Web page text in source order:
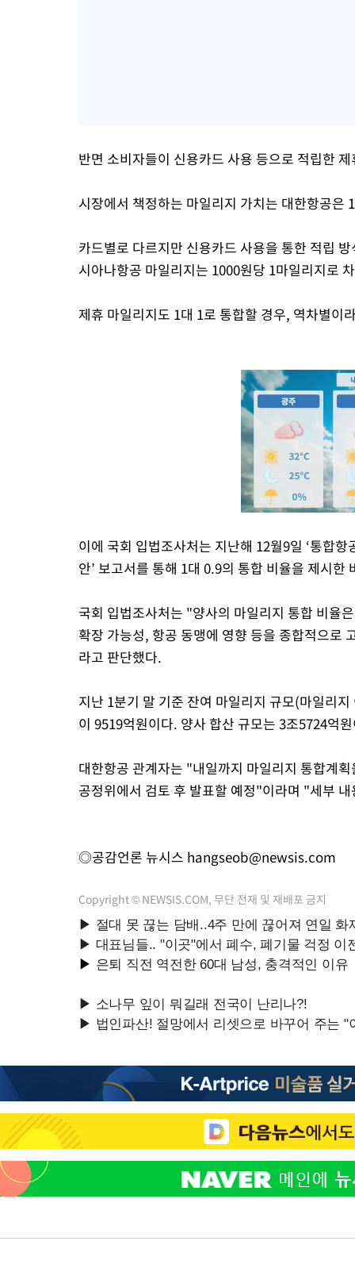
반면 소비자들이 신용카드 사용 등으로 적립한
시장에서 책정하는 마일리지 가치는 대한항공
카드별로 다르지만 신용카드 사용을 통한 적립
시아나항공 마일리지는 1000원당 1마일리지로
제휴 마일리지도 1대 1로 통합할 경우, 역차별이
이에 국회 입법조사처는 지난해 12월9일 ‘통합
안’ 보고서를 통해 1대 0.9의 통합 비율을 제시한
국회 입법조사처는 "양사의 마일리지 통합 비율
확장 가능성, 항공 동맹에 영향 등을 종합적으로
라고 판단했다.
지난 1분기 말 기준 잔여 마일리지 규모(마일리
이 9519억원이다. 양사 합산 규모는 3조5724억
대한항공 관계자는 "내일까지 마일리지 통합계
공정위에서 검토 후 발표할 예정"이라며 "세부
◎공감언론 뉴시스 hangseob@newsis.com
Copyright © NEWSIS.COM, 무단 전재 및 재배포 금지